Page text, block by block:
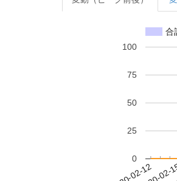
合
0
25
50
75
100